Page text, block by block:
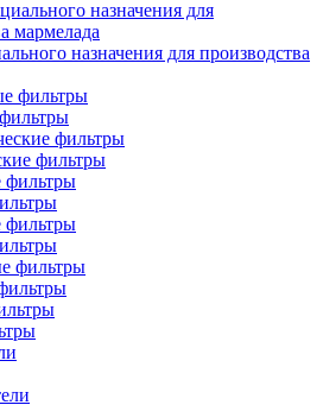
назначения для производства
фильтры